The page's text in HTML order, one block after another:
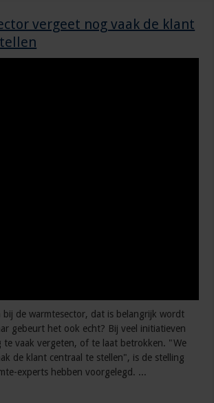
vergeet nog vaak de klant
bij de warmtesector, dat is belangrijk wordt
gebeurt het ook echt? Bij veel initiatieven
vaak vergeten, of te laat betrokken. "We
de klant centraal te stellen", is de stelling
experts hebben voorgelegd. ...